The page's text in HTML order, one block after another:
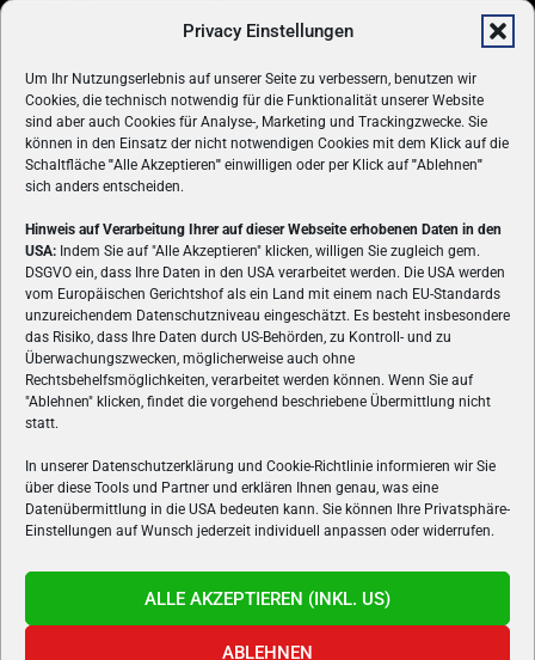
Privacy Einstellungen
Um Ihr Nutzungserlebnis auf unserer Seite zu verbessern, benutzen wir
Cookies, die technisch notwendig für die Funktionalität unserer Website
sind aber auch Cookies für Analyse-, Marketing und Trackingzwecke. Sie
können in den Einsatz der nicht notwendigen Cookies mit dem Klick auf die
Schaltfläche "Alle Akzeptieren" einwilligen oder per Klick auf"Ablehnen"
sich anders entscheiden.
Hinweis auf Verarbeitung Ihrer auf dieser Webseite erhobenen Daten in den
USA: Indem Sie auf "Alle Akzeptieren" klicken, willigen Sie zugleich gem.
DSGVO ein, dass Ihre Daten in den USA verarbeitet werden. Die USA werden
vom Europäischen Gerichtshof als ein Land mit einem nach EU-Standards
unzureichendem Datenschutzniveau eingeschätzt. Es besteht insbesondere
das Risiko, dass Ihre Daten durch US-Behörden, zu Kontroll- und zu
Überwachungszwecken, möglicherweise auch ohne
Rechtsbehelfsmöglichkeiten, verarbeitet werden können. Wenn Sie auf
"Ablehnen" klicken, findet die vorgehend beschriebene Übermittlung nicht
statt.
In unserer Datenschutzerklärung und Cookie-Richtlinie informieren wir Sie
über diese Tools und Partner und erklären Ihnen genau, was eine
Datenübermittlung in die USA bedeuten kann. Sie können Ihre Privatsphäre-
Einstellungen auf Wunsch jederzeit individuell anpassen oder widerrufen.
ALLE AKZEPTIEREN (INKL. US)
ABLEHNEN
ÜBER UNS
VON GAMERN, FÜR GAMER! Gamers.at ist das älteste Online-
Spielemagazin Österreichs und bringt täglich aktuelle News,
Reviews und Videos zu PC- und Konsolenspielen, Gaming-
Hardware und aus der Welt des e-Sport's.
FOLGE UNS